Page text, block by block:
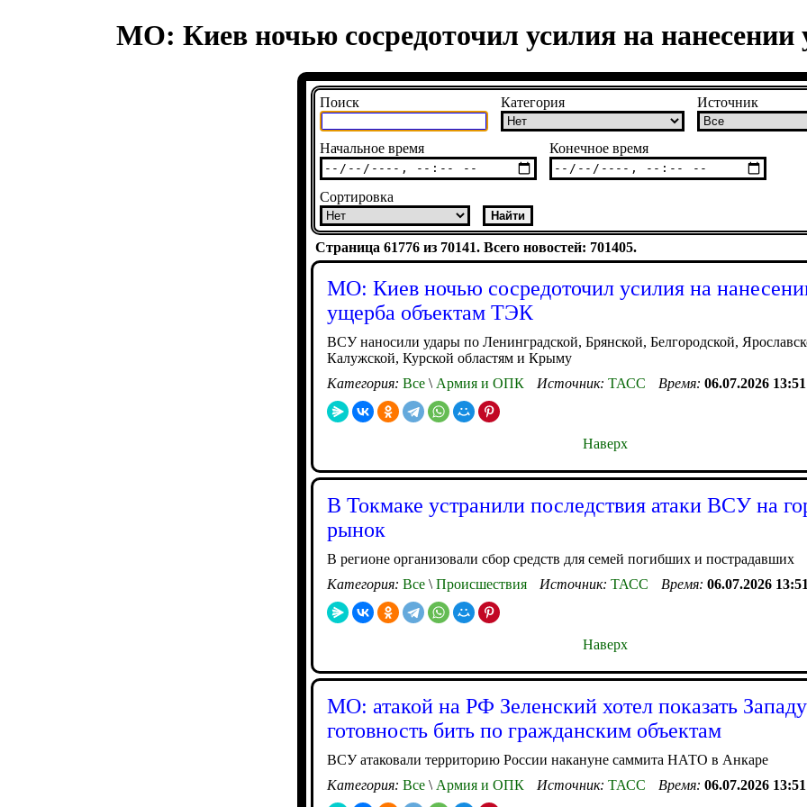
МО: Киев ночью сосредоточил усилия на
Поиск Категория Источник
Начальное время Конечное время
Сортировка
Страница 61776 из 70141. Всего новостей: 701405.
МО: Киев ночью сосредоточил усилия на
ущерба объектам ТЭК
ВСУ наносили удары по Ленинградской, Брянской, Белгородской,
Калужской, Курской областям и Крыму
Категория: Все \ Армия и ОПК Источник: ТАСС Время: 06.07.2026 13:51
Наверх
В Токмаке устранили последствия атаки ВСУ на
рынок
В регионе организовали сбор средств для семей погибших и пострадавших
Категория: Все \ Происшествия Источник: ТАСС Время: 06.07.2026 13:51
Наверх
МО: атакой на РФ Зеленский хотел показать Западу
готовность бить по гражданским объектам
ВСУ атаковали территорию России накануне саммита НАТО в Анкаре
Категория: Все \ Армия и ОПК Источник: ТАСС Время: 06.07.2026 13:51